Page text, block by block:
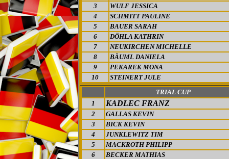
3
WULF JESSICA
4
SCHMITT PAULINE
5
BAUER SARAH
6
DÖHLA KATHRIN
7
NEUKIRCHEN MICHELLE
8
BÄUML DANIELA
9
PEKAREK MONA
10
STEINERT JULE
TRIAL CUP
1
KADLEC FRANZ
2
GALLAS KEVIN
3
BICK KEVIN
4
JUNKLEWITZ TIM
5
MACKROTH PHILIPP
6
BECKER MATHIAS